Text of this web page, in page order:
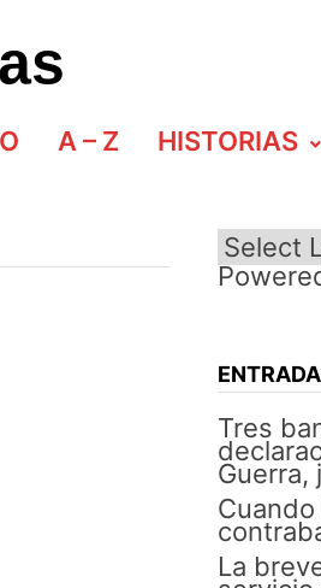
A – Z HISTORIAS
Tres
Guerra,
La